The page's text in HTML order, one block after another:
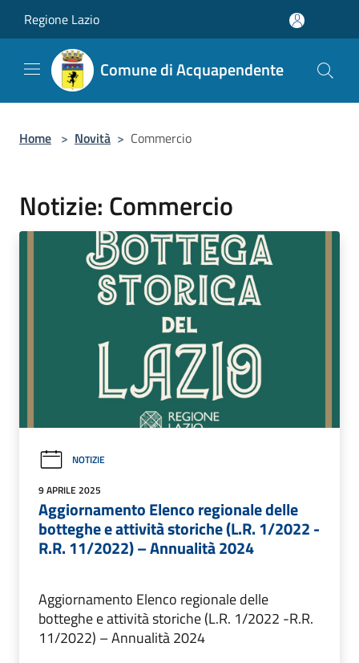
Regione Lazio
Comune di Acquapendente
Home > Novità > Commercio
Notizie: Commercio
NOTIZIE
9 APRILE 2025
Aggiornamento Elenco regionale delle
botteghe e attività storiche (L.R. 1/2022 -
R.R. 11/2022) – Annualità 2024
Aggiornamento Elenco regionale delle
botteghe e attività storiche (L.R. 1/2022 -R.R.
11/2022) – Annualità 2024